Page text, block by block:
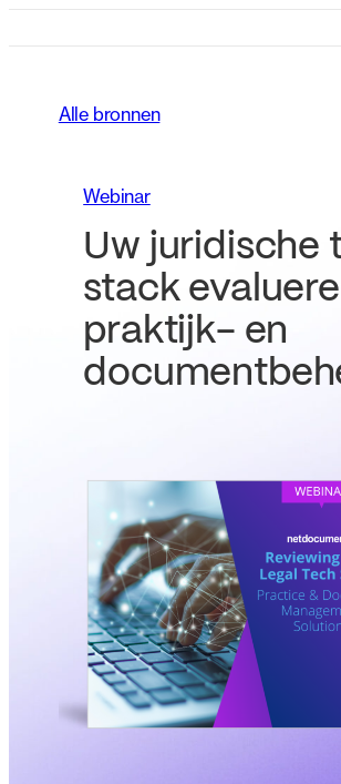
Alle bronnen
Webinar
Uw juridische
stack
praktijk- en